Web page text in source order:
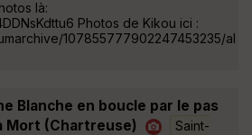
là:
Photos de Kikou ici :
107855777902247453235/al
Blanche en boucle par le pas
Mort (Chartreuse)
Saint-